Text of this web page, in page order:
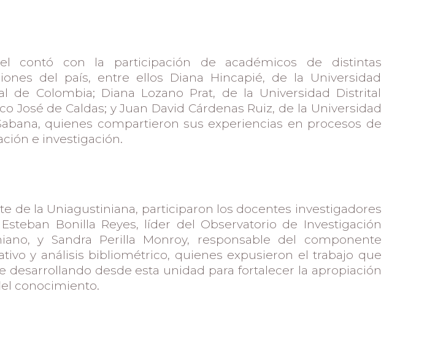
contó con la participación de académicos de distintas
del país, entre ellos Diana Hincapié, de la Universidad
de Colombia; Diana Lozano Prat, de la Universidad Distrital
José de Caldas; y Juan David Cárdenas Ruiz, de la Universidad
quienes compartieron sus experiencias en procesos de
e investigación.
de la Uniagustiniana, participaron los docentes investigadores
Bonilla Reyes, líder del Observatorio de Investigación
y Sandra Perilla Monroy, responsable del componente
y análisis bibliométrico, quienes expusieron el trabajo que
desarrollando desde esta unidad para fortalecer la apropiación
conocimiento.